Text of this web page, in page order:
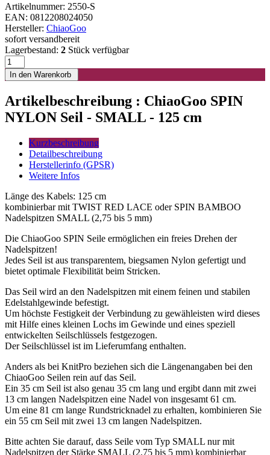
Artikelnummer: 2550-S
EAN: 0812208024050
Hersteller: ChiaoGoo
sofort versandbereit
Lagerbestand: 2 Stück verfügbar
Artikelbeschreibung : ChiaoGoo SPIN
NYLON Seil - SMALL - 125 cm
Kurzbeschreibung
Detailbeschreibung
Herstellerinfo (GPSR)
Weitere Infos
Länge des Kabels: 125 cm
kombinierbar mit TWIST RED LACE oder SPIN BAMBOO
Nadelspitzen SMALL (2,75 bis 5 mm)
Die ChiaoGoo SPIN Seile ermöglichen ein freies Drehen der
Nadelspitzen!
Jedes Seil ist aus transparentem, biegsamen Nylon gefertigt und
bietet optimale Flexibilität beim Stricken.
Das Seil wird an den Nadelspitzen mit einem feinen und stabilen
Edelstahlgewinde befestigt.
Um höchste Festigkeit der Verbindung zu gewähleisten wird dieses
mit Hilfe eines kleinen Lochs im Gewinde und eines speziell
entwickelten Seilschlüssels festgezogen.
Der Seilschlüssel ist im Lieferumfang enthalten.
Anders als bei KnitPro beziehen sich die Längenangaben bei den
ChiaoGoo Seilen rein auf das Seil.
Ein 35 cm Seil ist also genau 35 cm lang und ergibt dann mit zwei
13 cm langen Nadelspitzen eine Nadel von insgesamt 61 cm.
Um eine 81 cm lange Rundstricknadel zu erhalten, kombinieren Sie
ein 55 cm Seil mit zwei 13 cm langen Nadelspitzen.
Bitte achten Sie darauf, dass Seile vom Typ SMALL nur mit
Nadelspitzen der Stärke SMALL (2,75 bis 5 mm) kombinierbar